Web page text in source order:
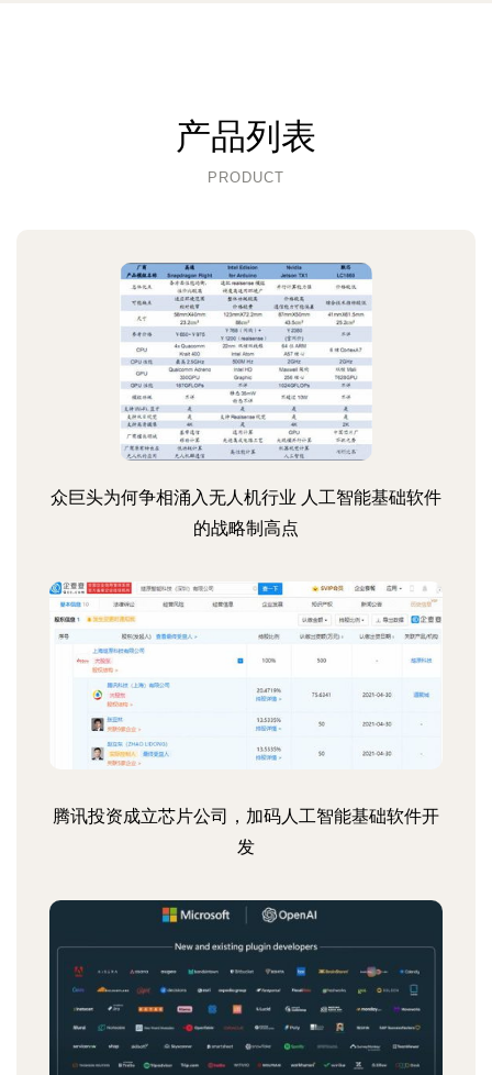
产品列表
PRODUCT
众巨头为何争相涌入无人机行业 人工智能基础软件
的战略制高点
腾讯投资成立芯片公司，加码人工智能基础软件开
发